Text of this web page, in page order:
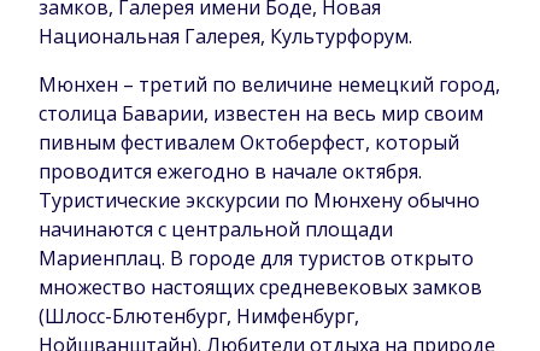
замков, Галерея имени Боде, Новая
Национальная Галерея, Культурфорум.
Мюнхен – третий по величине немецкий город,
столица Баварии, известен на весь мир своим
пивным фестивалем Октоберфест, который
проводится ежегодно в начале октября.
Туристические экскурсии по Мюнхену обычно
начинаются с центральной площади
Мариенплац. В городе для туристов открыто
множество настоящих средневековых замков
(Шлосс-Блютенбург, Нимфенбург,
Нойшванштайн). Любители отдыха на природе